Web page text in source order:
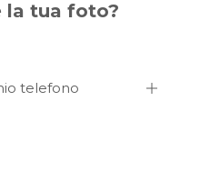
la tua foto?
telefono